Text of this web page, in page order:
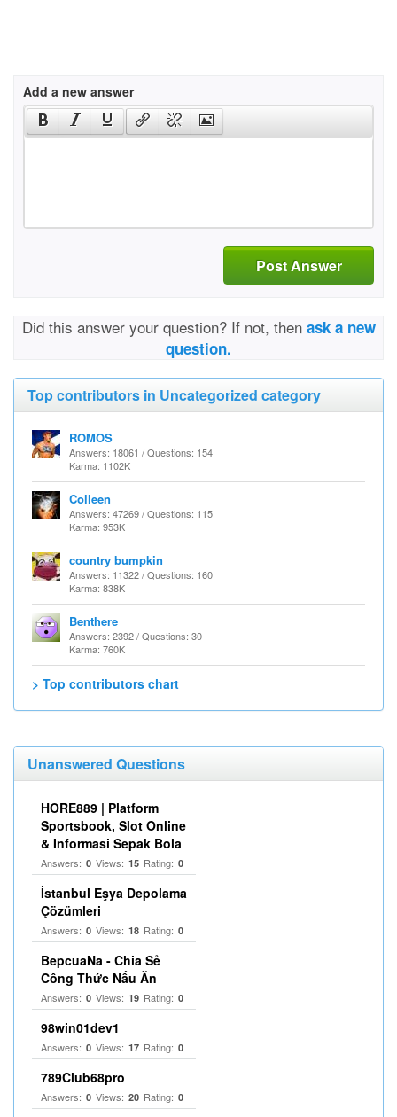
Add a new answer
Post Answer
Did this answer your question? If not, then ask a new
question.
Top contributors in Uncategorized category
ROMOS
Answers: 18061 / Questions: 154
Karma: 1102K
Colleen
Answers: 47269 / Questions: 115
Karma: 953K
country bumpkin
Answers: 11322 / Questions: 160
Karma: 838K
Benthere
Answers: 2392 / Questions: 30
Karma: 760K
> Top contributors chart
Unanswered Questions
HORE889 | Platform
Sportsbook, Slot Online
& Informasi Sepak Bola
Answers: 0 Views: 15 Rating: 0
İstanbul Eşya Depolama
Çözümleri
Answers: 0 Views: 18 Rating: 0
BepcuaNa - Chia Sẻ
Công Thức Nấu Ăn
Answers: 0 Views: 19 Rating: 0
98win01dev1
Answers: 0 Views: 17 Rating: 0
789Club68pro
Answers: 0 Views: 20 Rating: 0